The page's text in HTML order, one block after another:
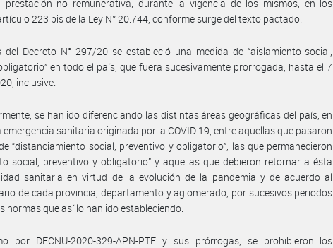
no remunerativa, durante la vigencia de los mismos, en los
223 bis de la Ley N° 20.744, conforme surge del texto pactado.
del Decreto N° 297/20 se estableció una medida de “aislamiento social,
en todo el país, que fuera sucesivamente prorrogada, hasta el 7
inclusive.
se han ido diferenciando las distintas áreas geográficas del país, en
emergencia sanitaria originada por la COVID 19, entre aquellas que pasaron
“distanciamiento social, preventivo y obligatorio”, las que permanecieron
social, preventivo y obligatorio” y aquellas que debieron retornar a ésta
sanitaria en virtud de la evolución de la pandemia y de acuerdo al
de cada provincia, departamento y aglomerado, por sucesivos periodos
normas que así lo han ido estableciendo.
por DECNU-2020-329-APN-PTE y sus prórrogas, se prohibieron los